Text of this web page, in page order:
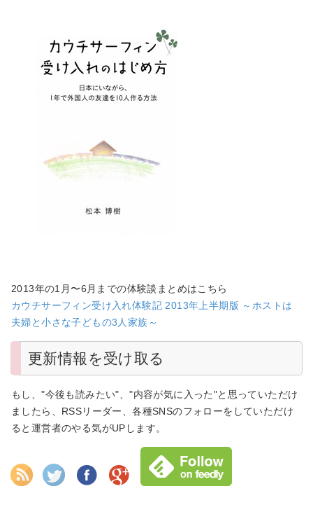
2013年の1月〜6月までの体験談まとめはこちら
カウチサーフィン受け入れ体験記 2013年上半期版 ～ホストは
夫婦と小さな子どもの3人家族～
更新情報を受け取る
もし、"今後も読みたい"、"内容が気に入った"と思っていただけ
ましたら、RSSリーダー、各種SNSのフォローをしていただけ
ると運営者のやる気がUPします。